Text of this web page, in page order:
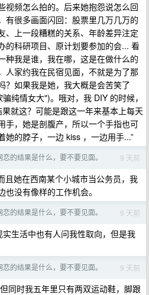
视频怎么拍的。后来她抱怨说怎么回
有很多画面闪回：股票里几万几万的
、上一段糟糕的关系、年龄差异注定
的科研项目、原计划要参加的会... 看
种我是谁，我在哪，这是在做什么的
人家约我在民宿见面，不就是为了那
？如果我是她，我大概是会苦笑了
纯情女大")。哦对，我 DIY 的时候，
就这？可能是跟这一年来基本上每天
手，她是剖腹产，所以一个手指也可
她的脖子，一边 kiss ，一边用手...”
恋的结果是什么，要不要见面。 9 天前
且她在西南某个小城市当公务员，我
没有像样的工作机会。
恋的结果是什么，要不要见面。 9 天前
生活中也有人问我性取向，但是我
恋的结果是什么，要不要见面。 9 天前
同时我五年里只有两双运动鞋，脚跟